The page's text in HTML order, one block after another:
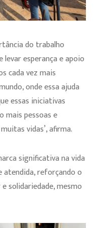
do trabalho
esperança e apoio
cada vez mais
onde essa ajuda
essas iniciativas
mais pessoas e
vidas’, afirma.
significativa na vida
atendida, reforçando o
solidariedade, mesmo